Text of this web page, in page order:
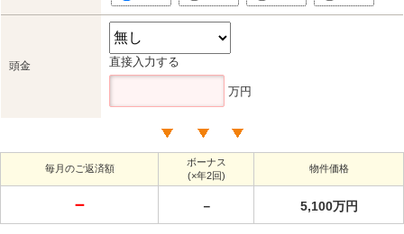
頭金 直接入力する
万円
毎月のご返済額
ボーナス
(×年2回)
物件価格
－ － 5,100万円